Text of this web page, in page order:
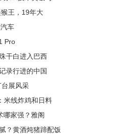
王，19年大
车
Pro
干白进入巴西
录行进的中国
台展风采
米线炸鸡和日料
哪家强？雅阁
？黄酒炖猪蹄配饭